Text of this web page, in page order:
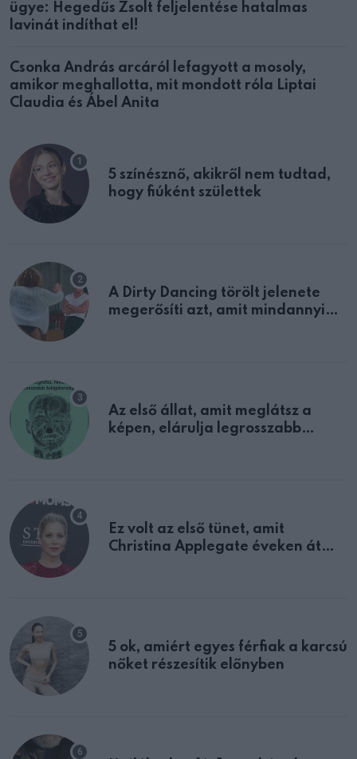
ügye: Hegedűs Zsolt feljelentése hatalmas
lavinát indíthat el!
Csonka András arcáról lefagyott a mosoly,
amikor meghallotta, mit mondott róla Liptai
Claudia és Ábel Anita
5 színésznő, akikről nem tudtad,
hogy fiúként születtek
A Dirty Dancing törölt jelenete
megerősíti azt, amit mindannyian
Az első állat, amit meglátsz a
képen, elárulja legrosszabb
Ez volt az első tünet, amit
Christina Applegate éveken át
5 ok, amiért egyes férfiak a karcsú
nőket részesítik előnyben